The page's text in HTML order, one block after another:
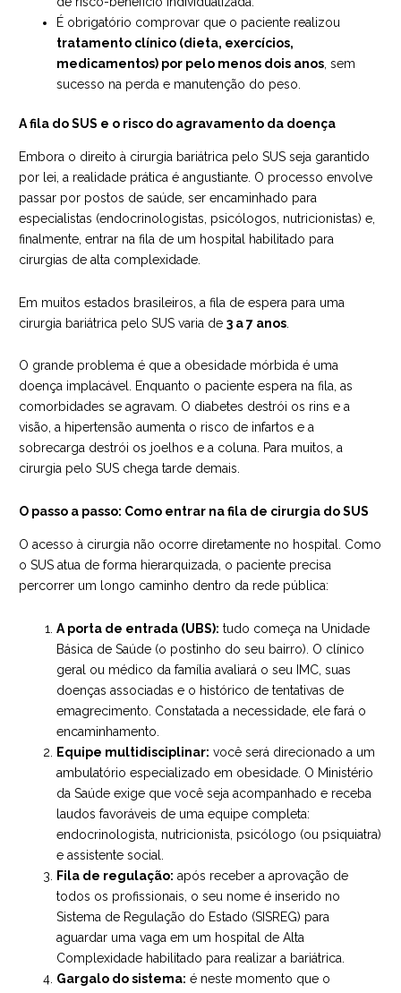
É obrigatório comprovar que o paciente realizou
tratamento clínico (dieta, exercícios,
medicamentos) por pelo menos dois anos , sem
sucesso na perda e manutenção do peso.
A fila do SUS e o risco do agravamento da doença
Embora o direito à cirurgia bariátrica pelo SUS seja garantido
por lei, a realidade prática é angustiante. O processo envolve
passar por postos de saúde, ser encaminhado para
especialistas (endocrinologistas, psicólogos, nutricionistas) e,
finalmente, entrar na fila de um hospital habilitado para
cirurgias de alta complexidade.
Em muitos estados brasileiros, a fila de espera para uma
cirurgia bariátrica pelo SUS varia de 3 a 7 anos
O grande problema é que a obesidade mórbida é uma
doença implacável. Enquanto o paciente espera na fila, as
comorbidades se agravam. O diabetes destrói os rins e a
visão, a hipertensão aumenta o risco de infartos e a
sobrecarga destrói os joelhos e a coluna. Para muitos, a
cirurgia pelo SUS chega tarde demais.
O passo a passo: Como entrar na fila de cirurgia do SUS
O acesso à cirurgia não ocorre diretamente no hospital. Como
o SUS atua de forma hierarquizada, o paciente precisa
percorrer um longo caminho dentro da rede pública:
A porta de entrada (UBS): tudo começa na Unidade
Básica de Saúde (o postinho do seu bairro). O clínico
geral ou médico da família avaliará o seu IMC, suas
doenças associadas e o histórico de tentativas de
emagrecimento. Constatada a necessidade, ele fará o
encaminhamento.
Equipe multidisciplinar: você será direcionado a um
ambulatório especializado em obesidade. O Ministério
da Saúde exige que você seja acompanhado e receba
laudos favoráveis de uma equipe completa:
endocrinologista, nutricionista, psicólogo (ou psiquiatra)
e assistente social.
Fila de regulação: após receber a aprovação de
todos os profissionais, o seu nome é inserido no
Sistema de Regulação do Estado (SISREG) para
aguardar uma vaga em um hospital de Alta
Complexidade habilitado para realizar a bariátrica.
Gargalo do sistema: é neste momento que o